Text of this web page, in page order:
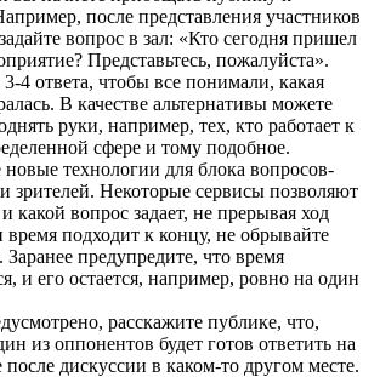
после представления участников
вопрос в зал: «Кто сегодня пришел
Представьтесь, пожалуйста».
4 ответа, чтобы все понимали, какая
В качестве альтернативы можете
руки, например, тех, кто работает к
сфере и тому подобное.
новые технологии для блока вопросов-
зрителей. Некоторые сервисы позволяют
какой вопрос задает, не прерывая ход
время подходит к концу, не обрывайте
предупредите, что время
и его остается, например, ровно на один
расскажите публике, что,
из оппонентов будет готов ответить на
дискуссии в каком-то другом месте.